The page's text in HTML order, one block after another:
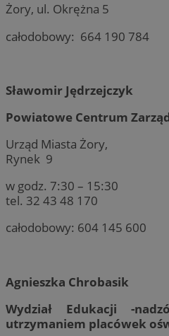
Żory, ul. Okrężna 5
całodobowy: 664 190 784
Sławomir Jędrzejczyk
Powiatowe Centrum
Urząd Miasta Żory,
Rynek 9
w godz. 7:30 – 15:30
tel. 32 43 48 170
całodobowy: 604 145 600
Agnieszka Chrobasik
Wydział Edukacji -
utrzymaniem placówek